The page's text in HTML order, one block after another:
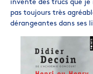
invente des trucs que je
pas toujours très
dérangeantes dans ses